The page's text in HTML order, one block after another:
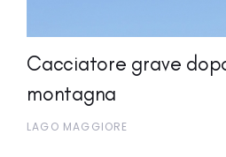
Cacciatore grave
montagna
LAGO MAGGIORE